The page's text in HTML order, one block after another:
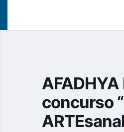
concurso